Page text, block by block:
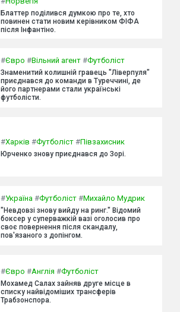
Блаттер поділився думкою про те, хто
повинен стати новим керівником ФІФА
після Інфантіно.
#Євро #Вільний агент #Футболіст
Знаменитий колишній гравець "Ліверпуля"
приєднався до команди в Туреччині, де
його партнерами стали українські
футболісти.
#Харків #Футболіст #Півзахисник
Юрченко знову приєднався до Зорі.
#Україна #Футболіст #Михайло Мудрик
"Невдовзі знову вийду на ринг." Відомий
боксер у суперважкій вазі оголосив про
своє повернення після скандалу,
пов'язаного з допінгом.
#Євро #Англія #Футболіст
Мохамед Салах зайняв друге місце в
списку найвідоміших трансферів
Трабзонспора.